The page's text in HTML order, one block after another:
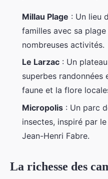
Millau Plage : Un lieu
familles avec sa
nombreuses activités.
Le Larzac : Un
superbes
faune et la flore
Micropolis : Un parc
insectes, inspiré par
Jean-Henri Fabre.
La richesse des